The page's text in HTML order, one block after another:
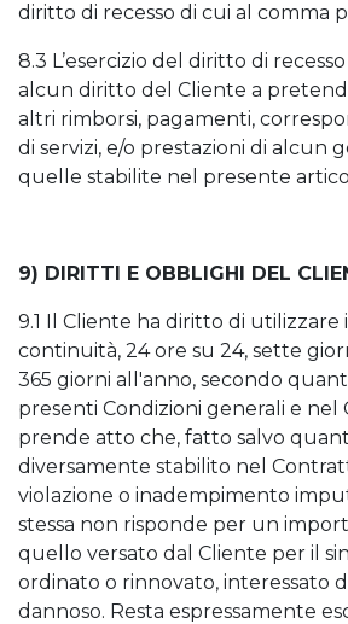
diritto di recesso di cui al comma
8.3 L’esercizio del diritto di
alcun diritto del Cliente a
altri rimborsi, pagamenti,
di servizi, e/o prestazioni di alcun
quelle stabilite nel presente
9) DIRITTI E OBBLIGHI DEL
9.1 Il Cliente ha diritto di utilizzare
continuità, 24 ore su 24, sette
365 giorni all'anno, secondo
presenti Condizioni generali e nel
prende atto che, fatto salvo
diversamente stabilito nel
violazione o inadempimento
stessa non risponde per un
quello versato dal Cliente per il
ordinato o rinnovato, interessato
dannoso. Resta espressamente